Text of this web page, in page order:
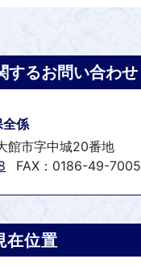
するお問い合わせ
全係
館市字中城20番地
FAX：0186-49-7005
在位置